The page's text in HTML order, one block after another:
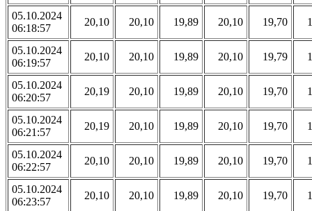
05.10.2024
06:18:57
20,10 20,10 19,89 20,10 19,70
05.10.2024
06:19:57
20,10 20,10 19,89 20,10 19,79
05.10.2024
06:20:57
20,19 20,10 19,89 20,10 19,70
05.10.2024
06:21:57
20,19 20,10 19,89 20,10 19,70
05.10.2024
06:22:57
20,10 20,10 19,89 20,10 19,70
05.10.2024
06:23:57
20,10 20,10 19,89 20,10 19,70